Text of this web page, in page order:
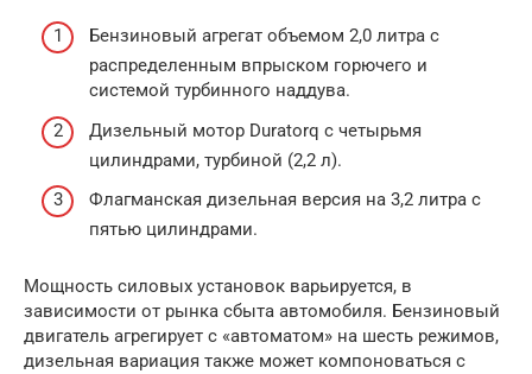
Бензиновый агрегат объемом 2,0 литра с
распределенным впрыском горючего и
системой турбинного наддува.
Дизельный мотор Duratorq с четырьмя
цилиндрами, турбиной (2,2 л).
Флагманская дизельная версия на 3,2 литра с
пятью цилиндрами.
Мощность силовых установок варьируется, в
зависимости от рынка сбыта автомобиля. Бензиновый
двигатель агрегирует с «автоматом» на шесть режимов,
дизельная вариация также может компоноваться с